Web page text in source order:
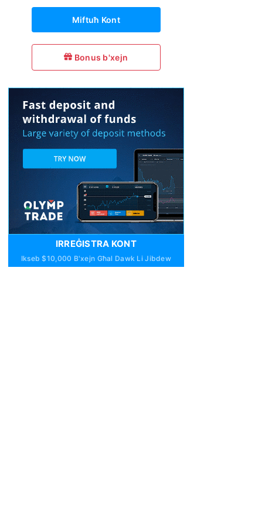
Miftuħ Kont
Bonus b'xejn
IRREĠISTRA KONT
Ikseb $10,000 B'xejn Għal Dawk Li Jibdew